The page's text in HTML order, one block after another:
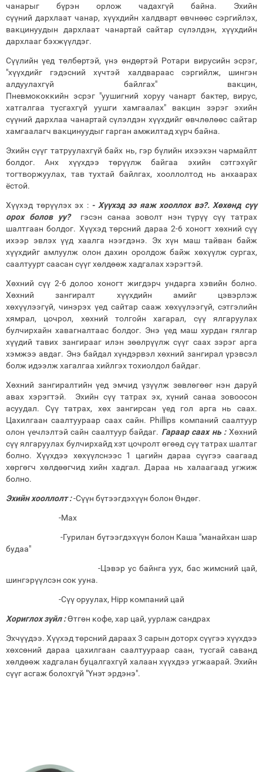
чанарыг бүрэн орлож чадахгүй байна. Эхийн
сүүний дархлаат чанар, хүүхдийн халдварт өвчнөөс сэргийлэх,
вакцинуудын дархлаат чанартай сайтар сүлэлдэн, хүүхдийн
дархлааг бэхжүүлдэг.
Сүүлийн үед төлбөртэй, үнэ өндөртэй Ротари вирусийн эсрэг,
"хүүхдийг гэдэсний хүчтэй халдвараас сэргийлж, шингэн
алдуулахгүй байлгах" вакцин,
Пневмококкийн эсрэг "уушигний хоруу чанарт бактер, вирус,
хатгалгаа тусгахгүй уушги хамгаалах" вакцин зэрэг эхийн
сүүний дархлаа чанартай сүлэлдэн хүүхдийг өвчлөлөөс сайтар
хамгаалагч вакцинуудыг гарган амжилтад хүрч байна.
Эхийн сүүг татруулахгүй байх нь, гэр бүлийн ихээхэн чармайлт
болдог. Анх хүүхдээ төрүүлж байгаа эхийн сэтгэхүйг
тогтворжуулах, тав тухтай байлгах, хооллолтод нь анхаарах
ёстой.
Хүүхэд төрүүлэх эх : - Хүүхэд ээ яаж хооллох вэ?. Хөхөнд сүү
орох болов уу?гэсэн санаа зоволт нэн түрүү сүү татрах
шалтгаан болдог. Хүүхэд төрсний дараа 2-6 хоногт хөхний сүү
ихээр эвлэх үүд хаалга нээгдэнэ. Эх хүн маш тайван байж
хүүхдийг амлуулж олон дахин оролдож байж хөхүүлж сургах,
саалтуурт саасан сүүг хөлдөөж хадгалах хэрэгтэй.
Хөхний сүү 2-6 долоо хоногт жигдэрч ундарга хэвийн болно.
Хөхний зангиралт хүүхдийн амийг цэвэрлэж
хөхүүлээгүй, чинэрэх үед сайтар сааж хөхүүлээгүй, сэтгэлийн
хямрал, цочрол, хөхний толгойн хагарал, сүү ялгаруулах
булчирхайн хавагналтаас болдог. Энэ үед маш хурдан гялгар
хүүдий тавих зангирааг илэн зөөлрүүлж сүүг саах зэрэг арга
хэмжээ авдаг. Энэ байдал хүндэрвэл хөхний зангирал үрэвсэл
болж идээлж хагалгаа хийлгэх тохиолдол байдаг.
Хөхний зангиралтийн үед эмчид үзүүлж зөвлөгөөг нэн даруй
авах хэрэгтэй. Эхийн сүү татрах эх, хүний санаа зовоосон
асуудал. Сүү татрах, хөх зангирсан үед гол арга нь саах.
Цахилгаан саалтуураар саах сайн. Phillips компаний саалтуур
олон үечлэлтэй сайн саалтуур байдаг. Гараар саах нь :Хөхний
сүү ялгаруулах булчирхайд хэт цочролт өгөөд сүү татрах шалтаг
болно. Хүүхдээ хөхүүлснээс 1 цагийн дараа сүүгээ саагаад
хөргөгч хөлдөөгчид хийн хадгал. Дараа нь халаагаад угжиж
болно.
Эхийн хооллолт :-Сүүн бүтээгдэхүүн болон Өндөг.
-Мах
-Гурилан бүтээгдэхүүн болон Каша "манайхан шар
будаа"
-Цэвэр ус байнга уух, бас жимсний цай,
шингэрүүлсэн сок ууна.
-Сүү оруулах, Hipp компаний цай
Хориглох зүйл :Өтгөн кофе, хар цай, уурлаж сандрах
Эхчүүдээ. Хүүхэд төрсний дараах 3 сарын доторх сүүгээ хүүхдээ
хөхсөний дараа цахилгаан саалтуураар саан, тусгай саванд
хөлдөөж хадгалан буцалгахгүй халаан хүүхдээ угжаарай. Эхийн
сүүг асгаж болохгүй "Үнэт эрдэнэ".